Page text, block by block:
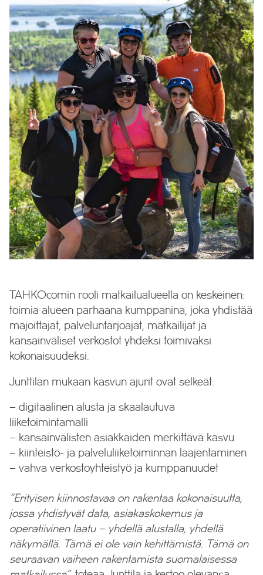
TAHKOcomin rooli matkailualueella on keskeinen:
toimia alueen parhaana kumppanina, joka yhdistää
majoittajat, palveluntarjoajat, matkailijat ja
kansainväliset verkostot yhdeksi toimivaksi
kokonaisuudeksi.
Junttilan mukaan kasvun ajurit ovat selkeät:
– digitaalinen alusta ja skaalautuva
liiketoimintamalli
– kansainvälisten asiakkaiden merkittävä kasvu
– kiinteistö- ja palveluliiketoiminnan laajentaminen
– vahva verkostoyhteistyö ja kumppanuudet
”Erityisen kiinnostavaa on rakentaa kokonaisuutta,
jossa yhdistyvät data, asiakaskokemus ja
operatiivinen laatu – yhdellä alustalla, yhdellä
näkymällä. Tämä ei ole vain kehittämistä. Tämä on
seuraavan vaiheen rakentamista suomalaisessa